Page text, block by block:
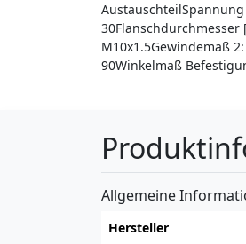
M10x1.5Gewindemaß
90Winkelmaß
Allgemeine
Hersteller